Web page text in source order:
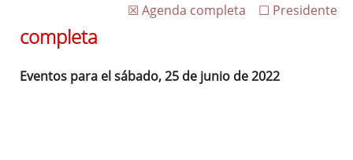
☐ Presidente
☒ Agenda completa
completa
Eventos para el sábado, 25 de junio de 2022